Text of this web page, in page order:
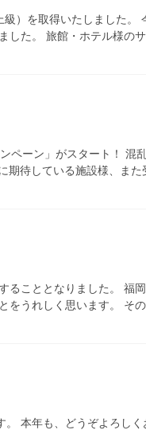
）を取得いたしました。
した。 旅館・ホテル様の
ペーン」がスタート！ 混
期待している施設様、ま
ることとなりました。 福
をうれしく思います。 そ
本年も、どうぞよろし